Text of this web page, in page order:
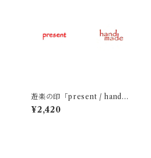
遊楽の印「present / handma
de」｜ 工房 蓮
¥2,420